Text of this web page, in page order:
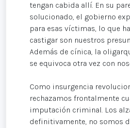
tengan cabida allí. En su
solucionado, el gobierno
para esas víctimas, lo que
castigar son nuestros
Además de cínica, la
se equivoca otra vez con
Como insurgencia
rechazamos frontalmente
imputación criminal. Los
definitivamente, no somos